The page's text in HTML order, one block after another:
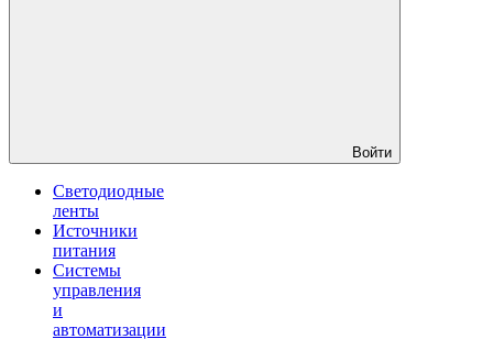
Войти
Светодиодные
ленты
Источники
питания
Системы
управления
и
автоматизации